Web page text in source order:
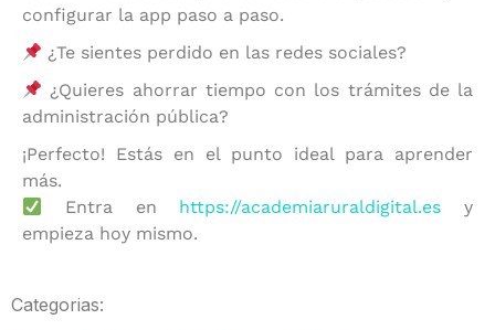
configurar la app paso a paso.
¿Te sientes perdido en las redes sociales?
¿Quieres ahorrar tiempo con los trámites de la
administración pública?
¡Perfecto! Estás en el punto ideal para aprender
más.
Entra en https://academiaruraldigital.es y
empieza hoy mismo.
Categorias: